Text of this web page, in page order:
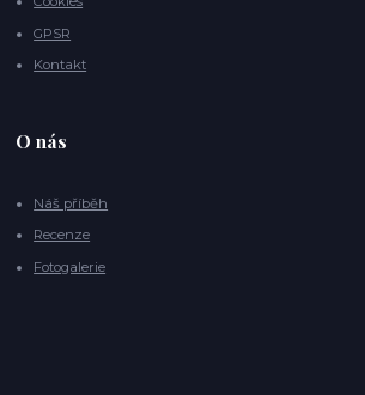
GPSR
Kontakt
O nás
Náš příběh
Recenze
Fotogalerie